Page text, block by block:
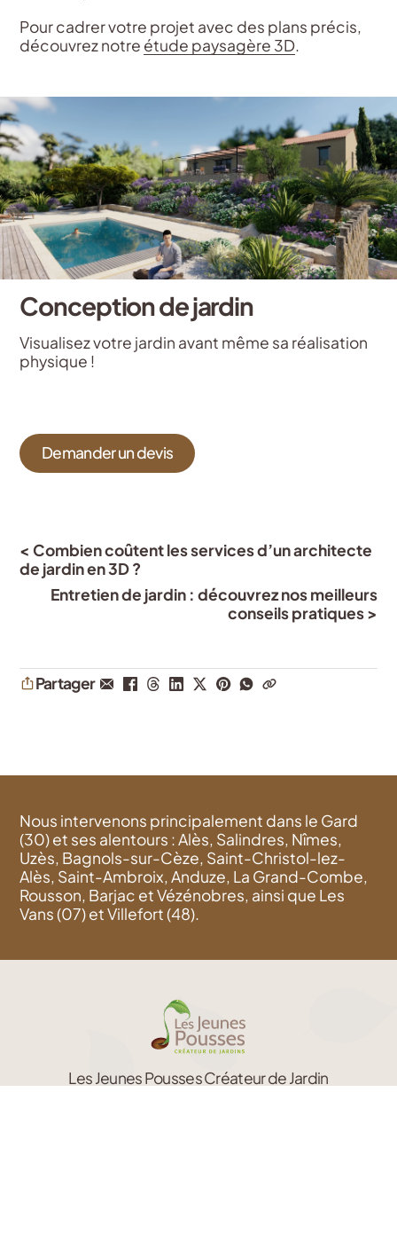
Pour cadrer votre projet avec des plans précis,
découvrez notre étude paysagère 3D.
Conception de jardin
Visualisez votre jardin avant même sa réalisation
physique !
Demander un devis
< Combien coûtent les services d’un architecte
de jardin en 3D ?
Entretien de jardin : découvrez nos meilleurs
conseils pratiques >
Partager
Nous intervenons principalement dans le Gard
(30) et ses alentours : Alès, Salindres, Nîmes,
Uzès, Bagnols-sur-Cèze, Saint-Christol-lez-
Alès, Saint-Ambroix, Anduze, La Grand-Combe,
Rousson, Barjac et Vézénobres, ainsi que Les
Vans (07) et Villefort (48).
Les Jeunes Pousses Créateur de Jardin